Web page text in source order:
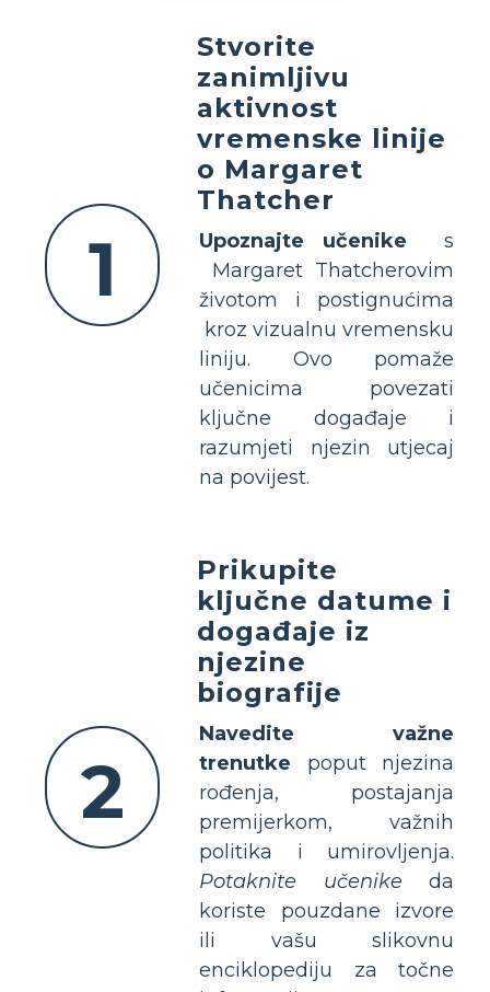
1
Stvorite
zanimljivu
aktivnost
vremenske linije
o Margaret
Thatcher
Upoznajte učenike s
Margaret Thatcherovim
životom i postignućima
kroz vizualnu vremensku
liniju. Ovo pomaže
učenicima povezati
ključne događaje i
razumjeti njezin utjecaj
na povijest.
2
Prikupite
ključne datume i
događaje iz
njezine
biografije
Navedite važne
trenutke poput njezina
rođenja, postajanja
premijerkom, važnih
politika i umirovljenja.
Potaknite učenike da
koriste pouzdane izvore
ili vašu slikovnu
enciklopediju za točne